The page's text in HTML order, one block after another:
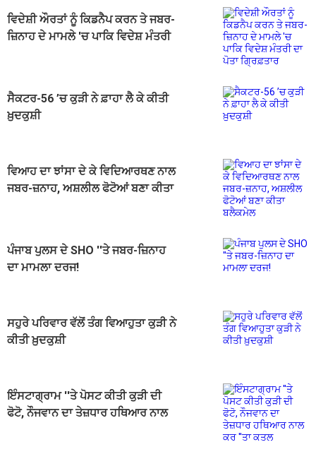
ਵਿਦੇਸ਼ੀ ਔਰਤਾਂ ਨੂੰ ਕਿਡਨੈਪ ਕਰਨ ਤੇ ਜਬਰ-
ਜ਼ਿਨਾਹ ਦੇ ਮਾਮਲੇ 'ਚ ਪਾਕਿ ਵਿਦੇਸ਼ ਮੰਤਰੀ
ਸੈਕਟਰ-56 ’ਚ ਕੁੜੀ ਨੇ ਫ਼ਾਹਾ ਲੈ ਕੇ ਕੀਤੀ
ਖ਼ੁਦਕੁਸ਼ੀ
ਵਿਆਹ ਦਾ ਝਾਂਸਾ ਦੇ ਕੇ ਵਿਦਿਆਰਥਣ ਨਾਲ
ਜਬਰ-ਜ਼ਨਾਹ, ਅਸ਼ਲੀਲ ਫੋਟੋਆਂ ਬਣਾ ਕੀਤਾ
ਪੰਜਾਬ ਪੁਲਸ ਦੇ SHO ''ਤੇ ਜਬਰ-ਜ਼ਿਨਾਹ
ਦਾ ਮਾਮਲਾ ਦਰਜ!
ਸਹੁਰੇ ਪਰਿਵਾਰ ਵੱਲੋਂ ਤੰਗ ਵਿਆਹੁਤਾ ਕੁੜੀ ਨੇ
ਕੀਤੀ ਖ਼ੁਦਕੁਸ਼ੀ
ਇੰਸਟਾਗ੍ਰਾਮ ''ਤੇ ਪੋਸਟ ਕੀਤੀ ਕੁੜੀ ਦੀ
ਫੋਟੋ, ਨੌਜਵਾਨ ਦਾ ਤੇਜ਼ਧਾਰ ਹਥਿਆਰ ਨਾਲ